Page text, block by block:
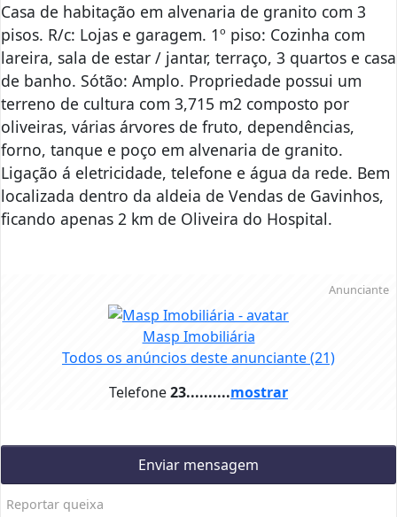
Casa de habitação em alvenaria de granito com 3
pisos. R/c: Lojas e garagem. 1º piso: Cozinha com
lareira, sala de estar / jantar, terraço, 3 quartos e casa
de banho. Sótão: Amplo. Propriedade possui um
terreno de cultura com 3,715 m2 composto por
oliveiras, várias árvores de fruto, dependências,
forno, tanque e poço em alvenaria de granito.
Ligação á eletricidade, telefone e água da rede. Bem
localizada dentro da aldeia de Vendas de Gavinhos,
ficando apenas 2 km de Oliveira do Hospital.
Telefone23..........mostrar
Anunciante
Masp Imobiliária
Todos os anúncios deste anunciante(21)
Enviar mensagem
Reportar queixa